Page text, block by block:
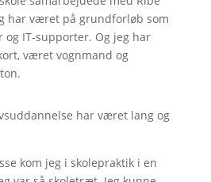
har været på grundforløb som
og IT-supporter. Og jeg har
været vognmand og
har været lang og
kom jeg i skolepraktik i en